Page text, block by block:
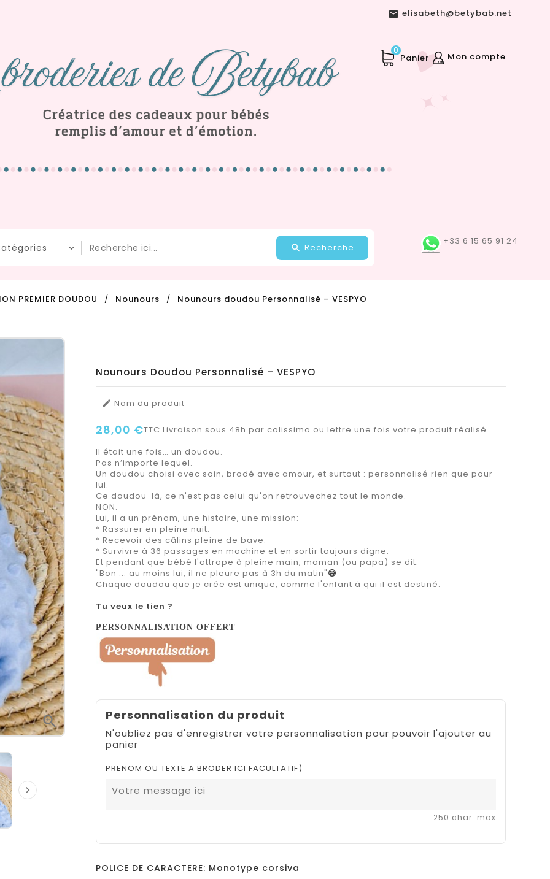
 elisabeth@betybab.net
Mon compte
Panier
0
+33 6 15 65 91 24
Recherche
PREMIER DOUDOU Nounours Nounours doudou Personnalisé – VESPYO


Nounours Doudou Personnalisé – VESPYO
 Nom du produit
28,00 €TTC Livraison sous 48h par colissimo ou lettre une fois votre produit réalisé.
Il était une fois… un doudou.
Pas n’importe lequel.
Un doudou choisi avec soin, brodé avec amour, et surtout : personnalisé rien que pour
lui.
Ce doudou-là, ce n'est pas celui qu'on retrouvechez tout le monde.
NON.
Lui, il a un prénom, une histoire, une mission:
* Rassurer en pleine nuit.
* Recevoir des câlins pleine de bave.
* Survivre à 36 passages en machine et en sortir toujours digne.
Et pendant que bébé l'attrape à pleine main, maman (ou papa) se dit:
"Bon ... au moins lui, il ne pleure pas à 3h du matin"😅
Chaque doudou que je crée est unique, comme l'enfant à qui il est destiné.
Tu veux le tien ?
PERSONNALISATION OFFERT
Personnalisation du produit
N'oubliez pas d'enregistrer votre personnalisation pour pouvoir l'ajouter au
panier
PRENOM OU TEXTE A BRODER ICI FACULTATIF)
250 char. max
POLICE DE CARACTERE: Monotype corsiva